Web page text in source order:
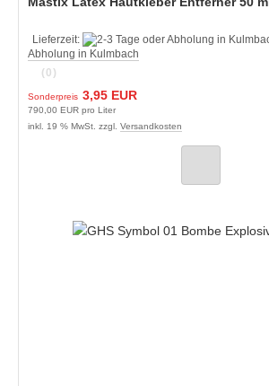
Lieferzeit:
Abholung in Kulmbach
(0)
Sonderpreis 3,95 EUR
790,00 EUR pro Liter
inkl. 19 % MwSt. zzgl. Versandkosten